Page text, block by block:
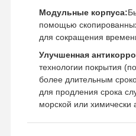
Модульные корпуса:
помощью
для сокращения
Улучшенная
технологии покрытия
более длительным
для продления срока
морской или химически